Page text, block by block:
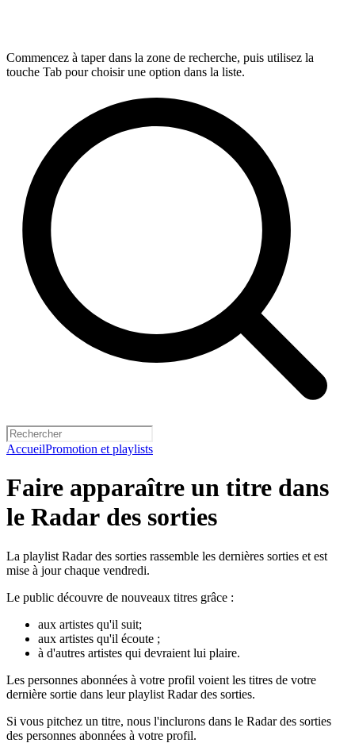
Commencez à taper dans la zone de recherche, puis utilisez la
touche Tab pour choisir une option dans la liste.
AccueilPromotion et playlists
Faire apparaître un titre dans
le Radar des sorties
La playlist Radar des sorties rassemble les dernières sorties et est
mise à jour chaque vendredi.
Le public découvre de nouveaux titres grâce :
aux artistes qu'il suit;
aux artistes qu'il écoute ;
à d'autres artistes qui devraient lui plaire.
Les personnes abonnées à votre profil voient les titres de votre
dernière sortie dans leur playlist Radar des sorties.
Si vous pitchez un titre, nous l'inclurons dans le Radar des sorties
des personnes abonnées à votre profil.